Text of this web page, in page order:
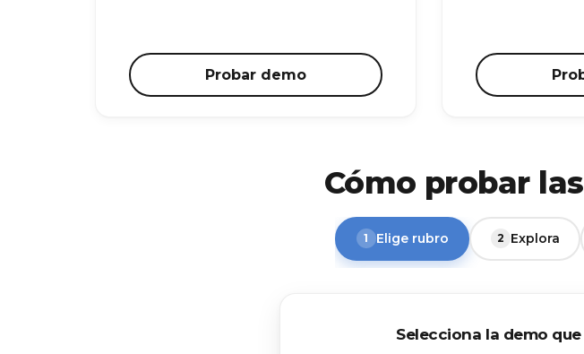
Probar demo
Cómo probar
Elige rubro Explora
Selecciona la demo